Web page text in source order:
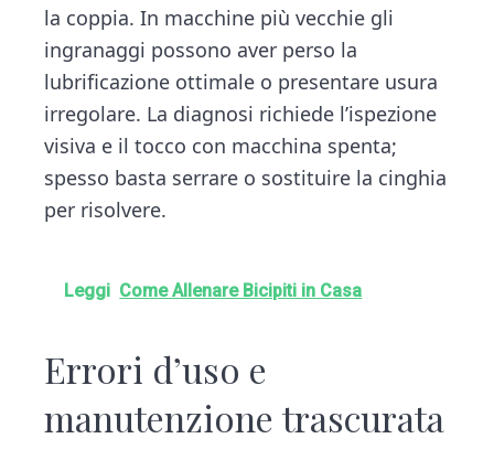
la coppia. In macchine più vecchie gli
ingranaggi possono aver perso la
lubrificazione ottimale o presentare usura
irregolare. La diagnosi richiede l’ispezione
visiva e il tocco con macchina spenta;
spesso basta serrare o sostituire la cinghia
per risolvere.
Leggi Come Allenare Bicipiti in Casa
Errori d’uso e
manutenzione trascurata